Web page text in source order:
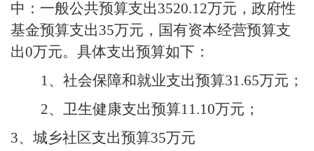
中：一般公共预算支出3520.12万元，政府性
基金预算支出35万元，国有资本经营预算支
出0万元。具体支出预算如下：
1 、社会保障和就业支出预算31.65万元；
2、卫生健康支出预算11.10万元；
3、城乡社区支出预算35万元